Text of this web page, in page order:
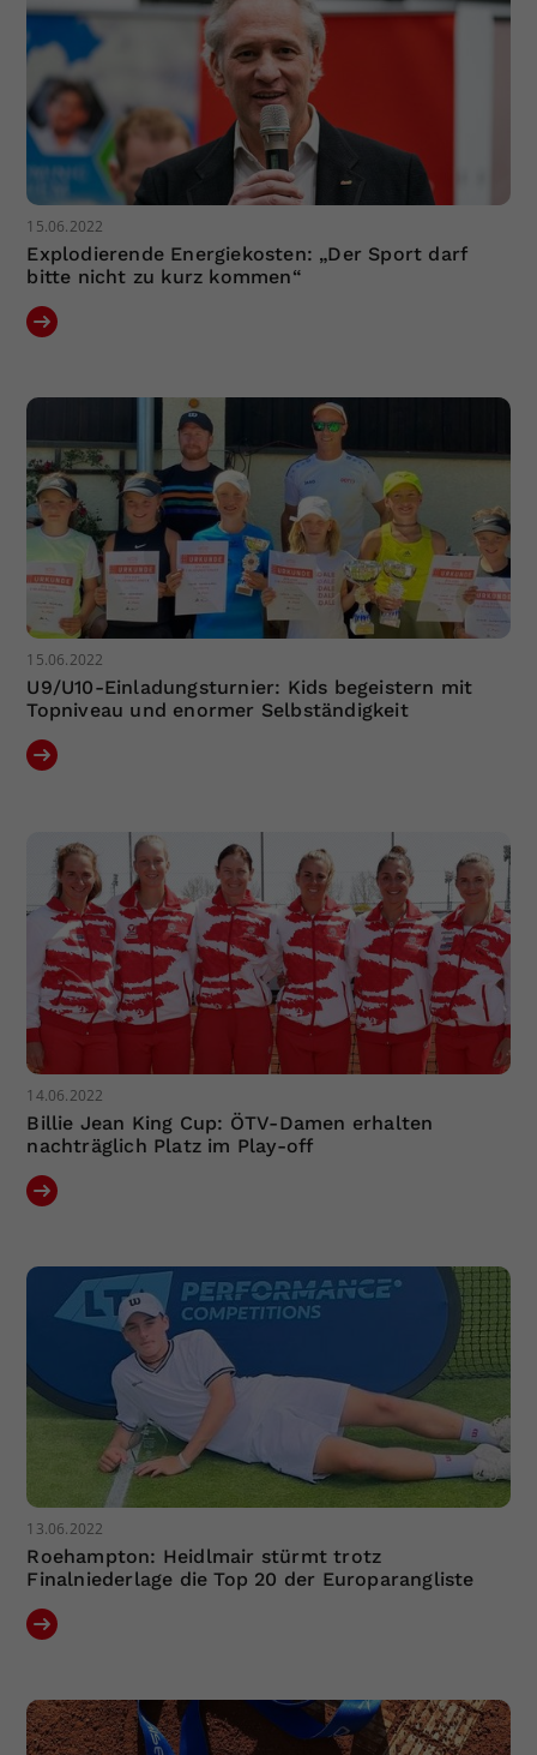
15.06.2022
Explodierende Energiekosten: „Der Sport darf
bitte nicht zu kurz kommen“
15.06.2022
U9/U10-Einladungsturnier: Kids begeistern mit
Topniveau und enormer Selbständigkeit
14.06.2022
Billie Jean King Cup: ÖTV-Damen erhalten
nachträglich Platz im Play-off
13.06.2022
Roehampton: Heidlmair stürmt trotz
Finalniederlage die Top 20 der Europarangliste